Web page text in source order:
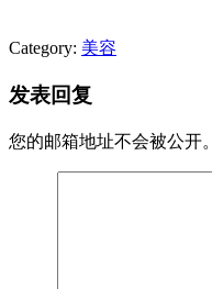
Category: 美容
发表回复
您的邮箱地址不会被公开。